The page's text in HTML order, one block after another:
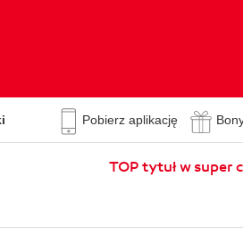
Pobierz aplikację
TOP tytuł w super